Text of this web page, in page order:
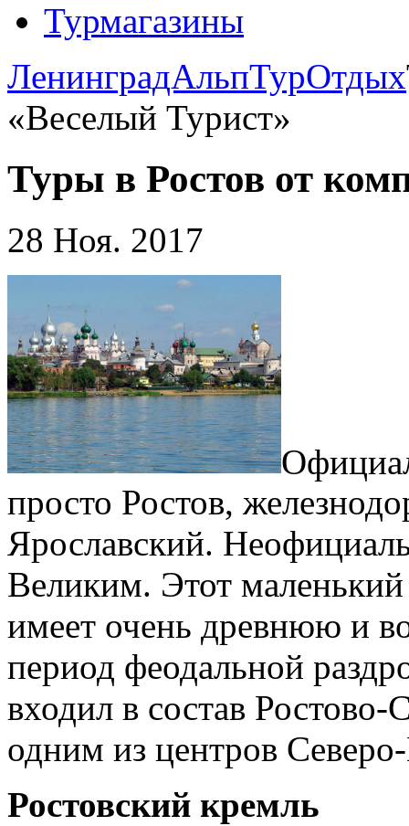
Турмагазины
ЛенинградАльпТурОтдых
«Веселый Турист»
Туры в Ростов от
28 Ноя. 2017
просто Ростов,
Ярославский.
Великим. Этот
имеет очень древнюю и
период феодальной
входил в состав Ростово-
одним из центров
Ростовский кремль